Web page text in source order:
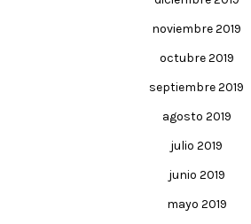
noviembre 2019
octubre 2019
septiembre 2019
agosto 2019
julio 2019
junio 2019
mayo 2019